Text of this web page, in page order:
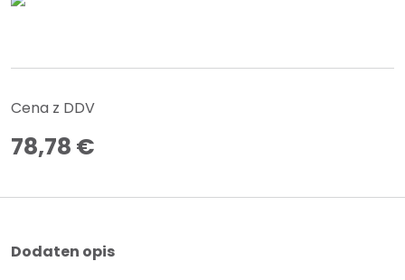
Cena z DDV
78,78 €
Dodaten opis